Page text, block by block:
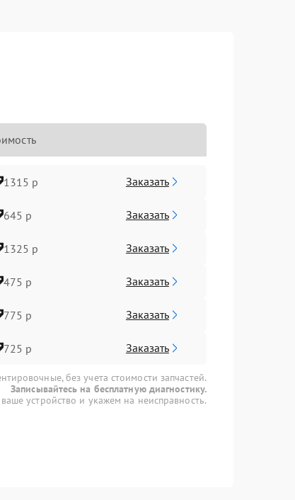
1315 р Заказать
645 р Заказать
1325 р Заказать
475 р Заказать
775 р Заказать
725 р Заказать
без учета стоимости запчастей.
Записывайтесь на бесплатную диагностику.
устройство и укажем на неисправность.